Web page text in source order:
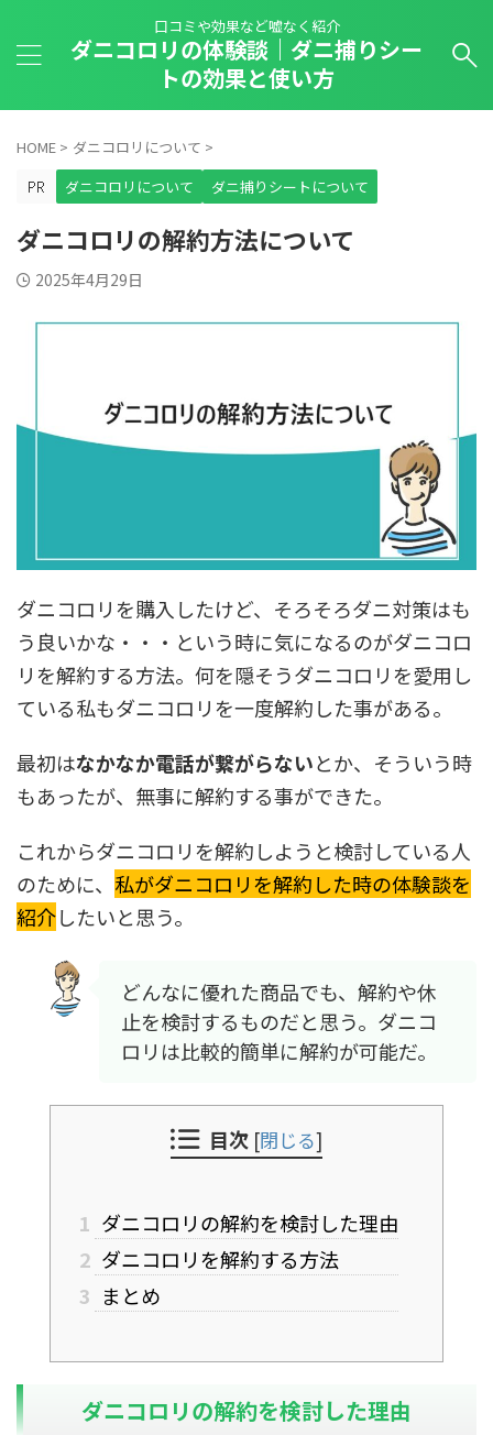
口コミや効果など嘘なく紹介
ダニコロリの体験談｜ダニ捕りシー
トの効果と使い方
HOME > ダニコロリについて >
ダニコロリについて
ダニ捕りシートについて
ダニコロリの解約方法について
2025年4月29日
ダニコロリを購入したけど、そろそろダニ対策はも
う良いかな・・・という時に気になるのがダニコロ
リを解約する方法。何を隠そうダニコロリを愛用し
ている私もダニコロリを一度解約した事がある。
最初はなかなか電話が繋がらないとか、そういう時
もあったが、無事に解約する事ができた。
これからダニコロリを解約しようと検討している人
のために、 私がダニコロリを解約した時の体験談を
紹介したいと思う。
どんなに優れた商品でも、解約や休
止を検討するものだと思う。ダニコ
ロリは比較的簡単に解約が可能だ。
目次 [閉じる]
1 ダニコロリの解約を検討した理由
2 ダニコロリを解約する方法
3 まとめ
ダニコロリの解約を検討した理由